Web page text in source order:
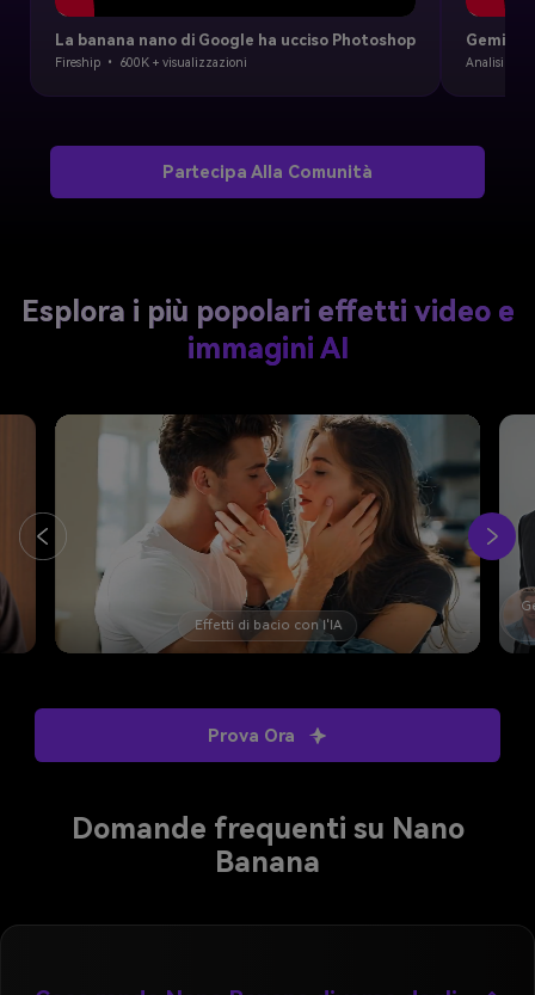
La banana nano di Google ha ucciso Photoshop
Fireship • 600K + visualizzazioni
Gemini
Analisi di
Partecipa Alla Comunità
Esplora i più popolari effetti video e
immagini AI
l'IA
Generatore di
ritratti AI
Scambio di
Prova Ora
Domande frequenti su Nano
Banana